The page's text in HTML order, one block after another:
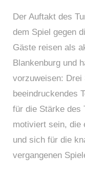
Der Auftakt des
dem Spiel gegen
Gäste reisen als
Blankenburg und
vorzuweisen: Drei
beeindruckendes
für die Stärke des
motiviert sein, die
und sich für die
vergangenen